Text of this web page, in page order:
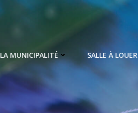
LA MUNICIPALITÉ SALLE À LOUER